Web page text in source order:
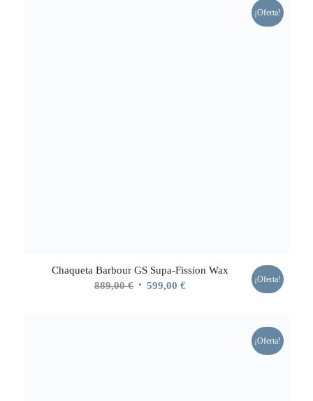
¡Oferta!
Chaqueta Barbour GS Supa-Fission Wax
889,00€ El 599,00 €El
¡Oferta!
¡Oferta!